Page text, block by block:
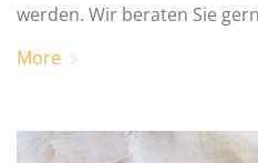
werden. Wir beraten Sie
More